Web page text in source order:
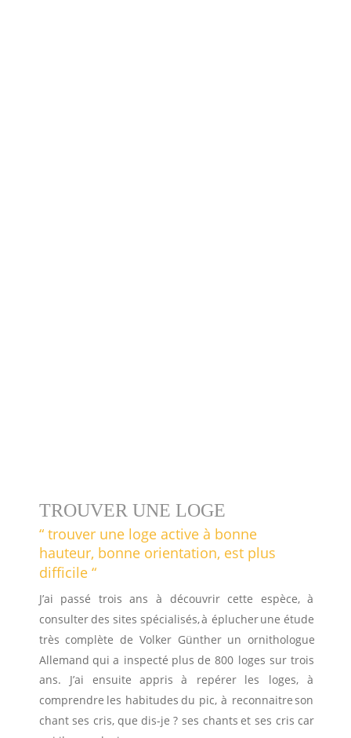
TROUVER UNE LOGE
“ trouver une loge active à bonne
hauteur, bonne orientation, est plus
difficile “
J’ai passé trois ans à découvrir cette espèce, à
consulterdes sites spécialisés,à éplucherune étude
très complète de Volker Günther un ornithologue
Allemand qui a inspecté plus de 800 loges sur trois
ans.
J’ai ensuite appris à repérer les loges,
à
comprendre les habitudes du pic, à reconnaitreson
chant ses cris, que dis-je ? ses chants et ses cris car